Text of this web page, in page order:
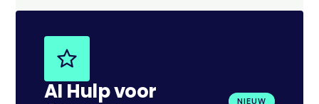
AI Hulp voor NIEUW